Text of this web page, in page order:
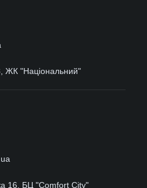
ЖК "Національний"
16, БЦ "Comfort City"